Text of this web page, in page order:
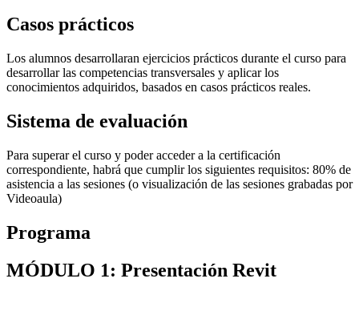
Casos prácticos
Los alumnos desarrollaran ejercicios prácticos durante el curso para
desarrollar las competencias transversales y aplicar los
conocimientos adquiridos, basados en casos prácticos reales.
Sistema de evaluación
Para superar el curso y poder acceder a la certificación
correspondiente, habrá que cumplir los siguientes requisitos: 80% de
asistencia a las sesiones (o visualización de las sesiones grabadas por
Videoaula)
Programa
MÓDULO 1: Presentación Revit